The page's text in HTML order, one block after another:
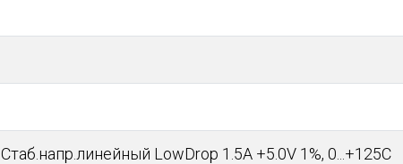
Стаб.напр.линейный LowDrop 1.5A +5.0V 1%, 0...+125C